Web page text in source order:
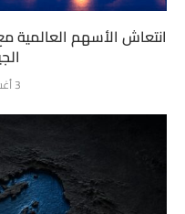
انتعاش الأسهم العالمية
3 أغسطس، 2026